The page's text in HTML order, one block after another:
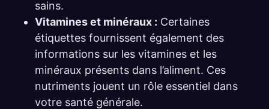
sains.
Vitamines et minéraux : Certaines
étiquettes fournissent également des
informations sur les vitamines et les
minéraux présents dans l’aliment. Ces
nutriments jouent un rôle essentiel dans
votre santé générale.